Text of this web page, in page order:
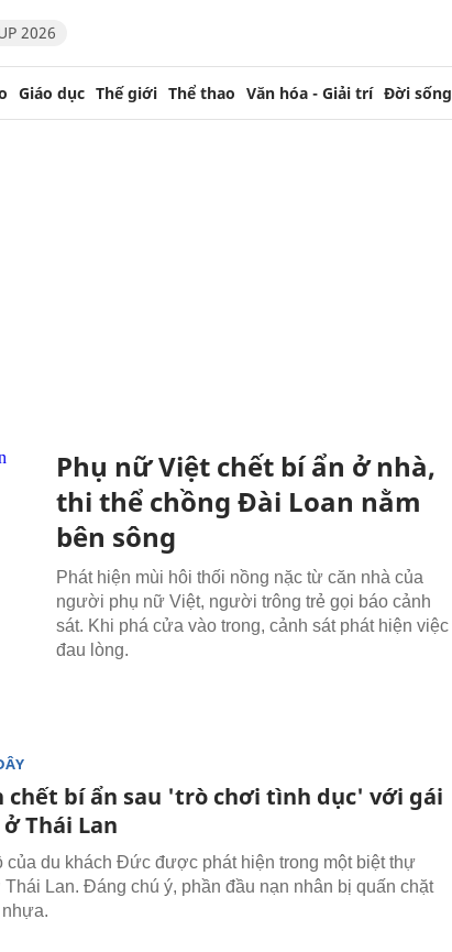
2026
Giáo dục Thế giới Thể thao Văn hóa - Giải trí Đời sống
Phụ nữ Việt chết bí ẩn ở nhà,
thi thể chồng Đài Loan nằm
bên sông
Phát hiện mùi hôi thối nồng nặc từ căn nhà của
người phụ nữ Việt, người trông trẻ gọi báo cảnh
sát. Khi phá cửa vào trong, cảnh sát phát hiện việc
đau lòng.
chết bí ẩn sau 'trò chơi tình dục' với gái
Thái Lan
của du khách Đức được phát hiện trong một biệt thự
Lan. Đáng chú ý, phần đầu nạn nhân bị quấn chặt